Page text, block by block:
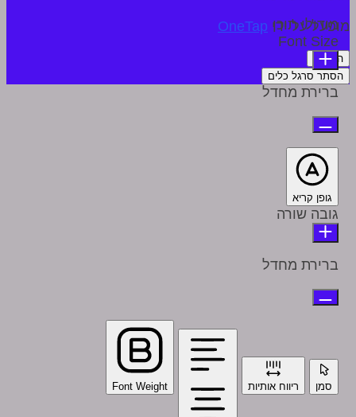
מופעל על ידי OneTap
הצהרה
הסתר סרגל כלים
מודולי תוכן
Font Size
ברירת מחדל
גופן קריא
גובה שורה
ברירת מחדל
סמן ריווח אותיות Font Weight